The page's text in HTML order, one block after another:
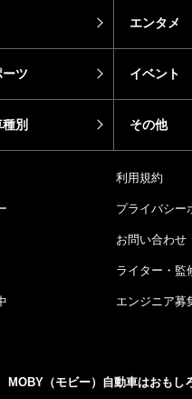
エンタメ
ツ イベント
別 その他
利用規約
プライバシー
お問い合わせ
ライター・監
エンジニア募
MOBY（モビー）自動車はおもし